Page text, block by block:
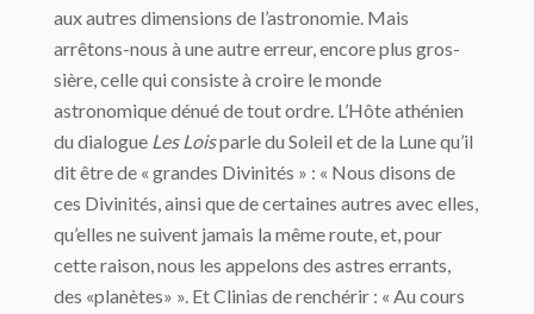
aux autres dimensions de l’astronomie. Mais
arrêtons-nous à une autre erreur, encore plus gros­
sière, celle qui consiste à croire le monde
astronomique dénué de tout ordre. L’Hôte athénien
du dialogue Les Loisparle du Soleil et de la Lune qu’il
dit être de « grandes Divinités » : « Nous disons de
ces Divinités, ainsi que de certaines autres avec elles,
qu’elles ne suivent jamais la même route, et, pour
cette raison, nous les appelons des astres errants,
des «planètes» ». Et Clinias de renchérir : « Au cours